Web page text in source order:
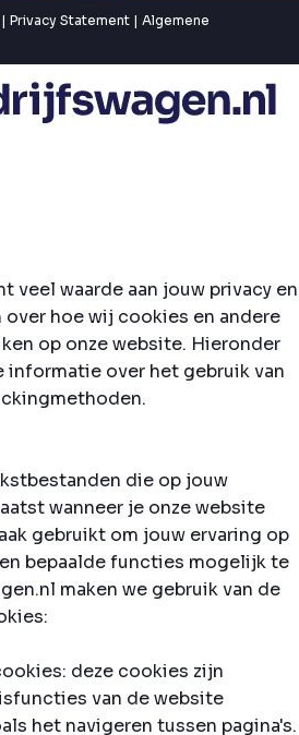
Privacy Statement | Algemene
veel waarde aan jouw privacy en
hoe wij cookies en andere
op onze website. Hieronder
over het gebruik van
die op jouw
wanneer je onze website
gebruikt om jouw ervaring op
bepaalde functies mogelijk te
maken we gebruik van de
deze cookies zijn
van de website
het navigeren tussen pagina's.